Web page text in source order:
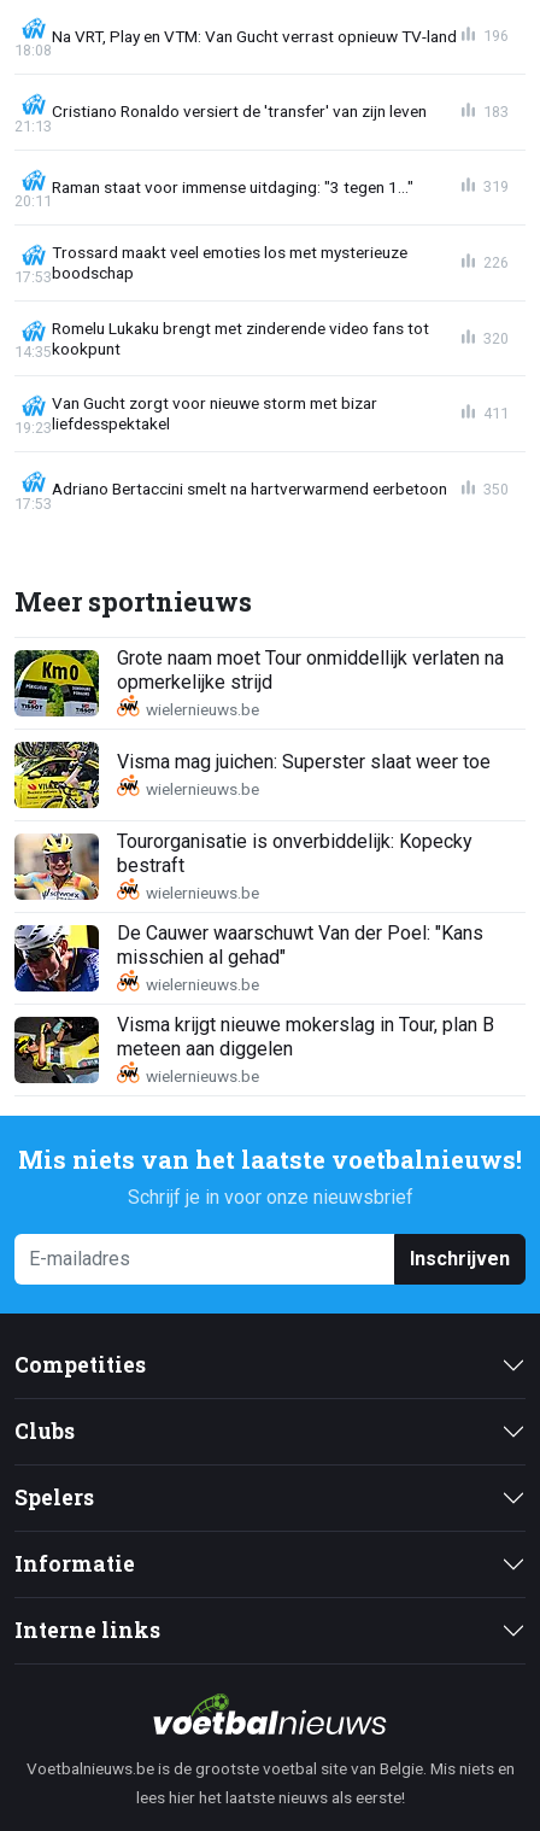
Na VRT, Play en VTM: Van Gucht verrast opnieuw TV-land
18:08
196
Cristiano Ronaldo versiert de 'transfer' van zijn leven
21:13
183
Raman staat voor immense uitdaging: "3 tegen 1..."
20:11
319
Trossard maakt veel emoties los met mysterieuze
boodschap
17:53
226
Romelu Lukaku brengt met zinderende video fans tot
kookpunt
14:35
320
Van Gucht zorgt voor nieuwe storm met bizar
liefdesspektakel
19:23
411
Adriano Bertaccini smelt na hartverwarmend eerbetoon
17:53
350
Meer sportnieuws
Grote naam moet Tour onmiddellijk verlaten na
opmerkelijke strijd
Visma mag juichen: Superster slaat weer toe
Tourorganisatie is onverbiddelijk: Kopecky
bestraft
De Cauwer waarschuwt Van der Poel: "Kans
misschien al gehad"
Visma krijgt nieuwe mokerslag in Tour, plan B
meteen aan diggelen
Mis niets van het laatste voetbalnieuws!
Schrijf je in voor onze nieuwsbrief
Inschrijven
Competities
Clubs
Spelers
Informatie
Interne links
Voetbalnieuws.be is de grootste voetbal site van Belgie. Mis niets en
lees hier het laatste nieuws als eerste!